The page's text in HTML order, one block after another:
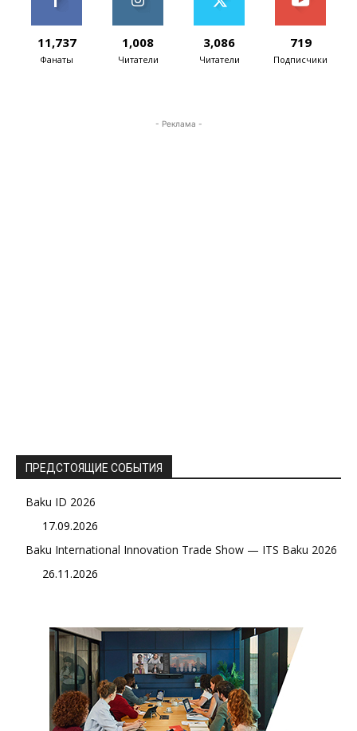
11,737
Фанаты
1,008
Читатели
3,086
Читатели
719
Подписчики
- Реклама -
ПРЕДСТОЯЩИЕ СОБЫТИЯ
Baku ID 2026
17.09.2026
Baku International Innovation Trade Show — ITS Baku 2026
26.11.2026